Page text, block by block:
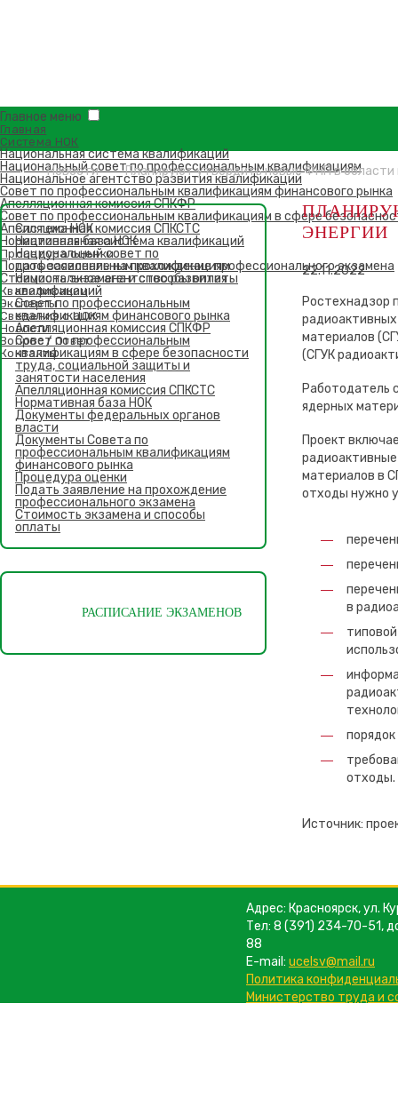
Главное меню
Главная
Система НОК
Национальная система квалификаций
Национальный совет по профессиональным квалификациям
Национальное агентство развития квалификаций
Совет по профессиональным квалификациям финансового рынка
Апелляционная комиссия СПКФР
Совет по профессиональным квалификациям в сфере
Апелляционная комиссия СПКСТС
Нормативная база НОК
Процедура оценки
Подать заявление на прохождение профессионального экзамена
Стоимость экзамена и способы оплаты
Квалификации
Эксперты
Сведения о ЦОК
Новости
Вопрос / Ответ
Контакты
Новости Планируют утвердить новые ФНП в области
ЭНЕРГИИ
22.11.2022
Ростехнадзор
материалов
(СГУК
Работодатель
ядерных
Проект
материалов в
отходы нужно
в
отходы.
Источник:
Система НОК
Национальная система квалификаций
Национальный совет по
профессиональным квалификациям
Национальное агентство развития
квалификаций
Совет по профессиональным
квалификациям финансового рынка
Апелляционная комиссия СПКФР
Совет по профессиональным
квалификациям в сфере безопасности
труда, социальной защиты и
занятости населения
Апелляционная комиссия СПКСТС
Нормативная база НОК
Документы федеральных органов
власти
Документы Совета по
профессиональным квалификациям
финансового рынка
Процедура оценки
Подать заявление на прохождение
профессионального экзамена
Стоимость экзамена и способы
оплаты
РАСПИСАНИЕ ЭКЗАМЕНОВ
Адрес: Красноярск, ул.
Тел: 8 (391) 234-70-51,
88
E-mail: ucelsv@mail.ru
Политика
Министерство труда и